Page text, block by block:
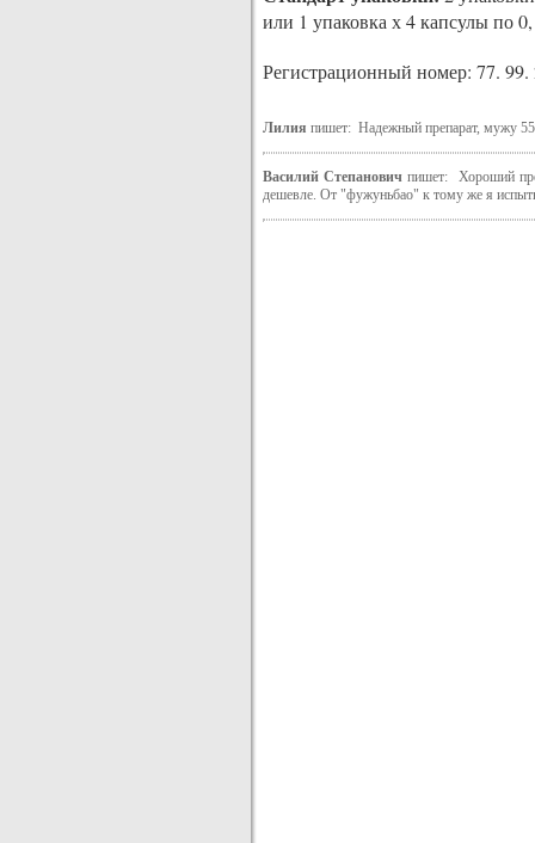
или 1 упаковка х 4 капсулы по
Регистрационный номер: 77.
Лилия пишет: Надежный препарат, мужу
Василий Степанович пишет: Хороший
дешевле. От "фужуньбао" к тому же я